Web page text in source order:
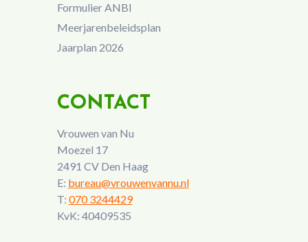
Formulier ANBI
Meerjarenbeleidsplan
Jaarplan 2026
CONTACT
Vrouwen van Nu
Moezel 17
2491 CV Den Haag
E: bureau@vrouwenvannu.nl
T: 070 3244429
KvK: 40409535